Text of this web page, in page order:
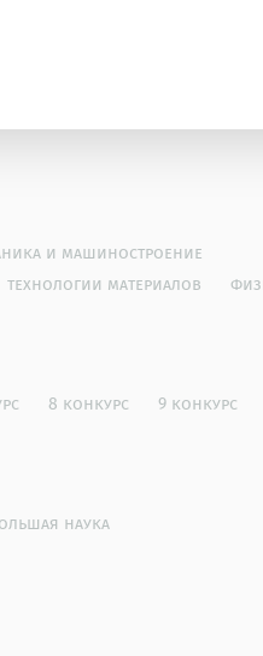
и машиностроение
технологии материалов
8 конкурс
9 конкурс
наука